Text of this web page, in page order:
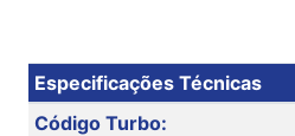
Especificações Técnicas
Código Turbo: